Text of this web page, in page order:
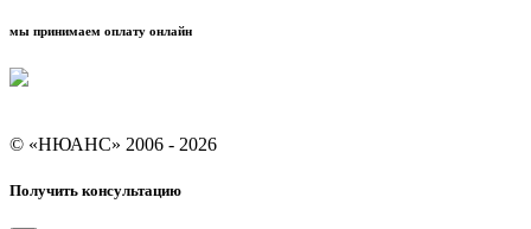
мы принимаем оплату онлайн
© «НЮАНС» 2006 - 2026
Получить консультацию